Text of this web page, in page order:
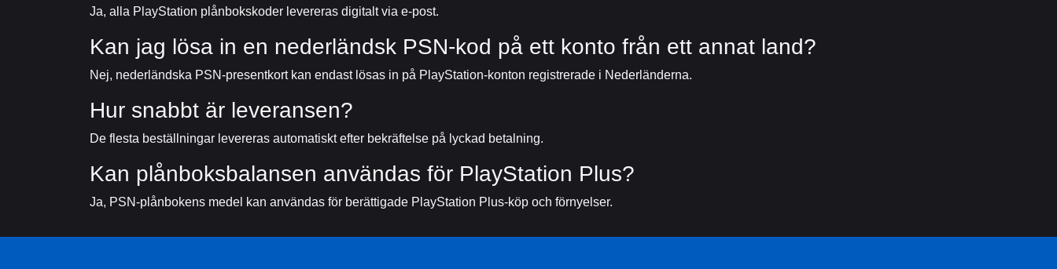
Ja, alla PlayStation plånbokskoder levereras digitalt via e-post.
Kan jag lösa in en nederländsk PSN-kod på ett konto från ett annat land?
Nej, nederländska PSN-presentkort kan endast lösas in på PlayStation-konton registrerade i Nederländerna.
Hur snabbt är leveransen?
De flesta beställningar levereras automatiskt efter bekräftelse på lyckad betalning.
Kan plånboksbalansen användas för PlayStation Plus?
Ja, PSN-plånbokens medel kan användas för berättigade PlayStation Plus-köp och förnyelser.